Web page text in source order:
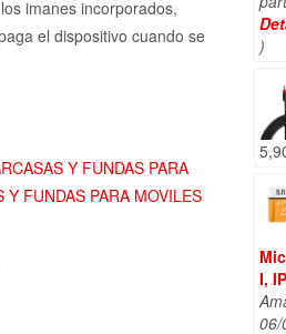
imanes incorporados,
el dispositivo cuando se
Y FUNDAS PARA
Y FUNDAS PARA MOVILES
)
I,
06/